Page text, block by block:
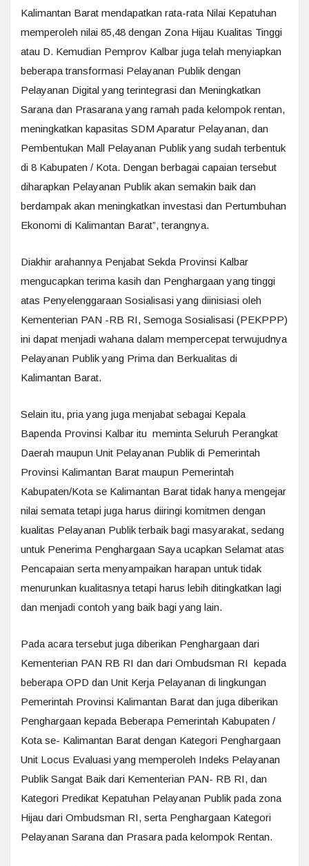
Kalimantan Barat mendapatkan rata-rata Nilai Kepatuhan
memperoleh nilai 85,48 dengan Zona Hijau Kualitas Tinggi
atau D. Kemudian Pemprov Kalbar juga telah menyiapkan
beberapa transformasi Pelayanan Publik dengan
Pelayanan Digital yang terintegrasi dan Meningkatkan
Sarana dan Prasarana yang ramah pada kelompok rentan,
meningkatkan kapasitas SDM Aparatur Pelayanan, dan
Pembentukan Mall Pelayanan Publik yang sudah terbentuk
di 8 Kabupaten / Kota. Dengan berbagai capaian tersebut
diharapkan Pelayanan Publik akan semakin baik dan
berdampak akan meningkatkan investasi dan Pertumbuhan
Ekonomi di Kalimantan Barat”, terangnya.
Diakhir arahannya Penjabat Sekda Provinsi Kalbar
mengucapkan terima kasih dan Penghargaan yang tinggi
atas Penyelenggaraan Sosialisasi yang diinisiasi oleh
Kementerian PAN -RB RI, Semoga Sosialisasi (PEKPPP)
ini dapat menjadi wahana dalam mempercepat terwujudnya
Pelayanan Publik yang Prima dan Berkualitas di
Kalimantan Barat.
Selain itu, pria yang juga menjabat sebagai Kepala
Bapenda Provinsi Kalbar itu meminta Seluruh Perangkat
Daerah maupun Unit Pelayanan Publik di Pemerintah
Provinsi Kalimantan Barat maupun Pemerintah
Kabupaten/Kota se Kalimantan Barat tidak hanya mengejar
nilai semata tetapi juga harus diiringi komitmen dengan
kualitas Pelayanan Publik terbaik bagi masyarakat, sedang
untuk Penerima Penghargaan Saya ucapkan Selamat atas
Pencapaian serta menyampaikan harapan untuk tidak
menurunkan kualitasnya tetapi harus lebih ditingkatkan lagi
dan menjadi contoh yang baik bagi yang lain.
Pada acara tersebut juga diberikan Penghargaan dari
Kementerian PAN RB RI dan dari Ombudsman RI kepada
beberapa OPD dan Unit Kerja Pelayanan di lingkungan
Pemerintah Provinsi Kalimantan Barat dan juga diberikan
Penghargaan kepada Beberapa Pemerintah Kabupaten /
Kota se- Kalimantan Barat dengan Kategori Penghargaan
Unit Locus Evaluasi yang memperoleh Indeks Pelayanan
Publik Sangat Baik dari Kementerian PAN- RB RI, dan
Kategori Predikat Kepatuhan Pelayanan Publik pada zona
Hijau dari Ombudsman RI, serta Penghargaan Kategori
Pelayanan Sarana dan Prasara pada kelompok Rentan.